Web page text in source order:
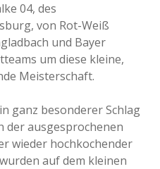
04, des
von Rot-Weiß
und Bayer
um diese kleine,
Meisterschaft.
ganz besonderer Schlag
der ausgesprochenen
wieder hochkochender
auf dem kleinen